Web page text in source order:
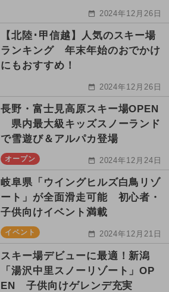
2024年12月26日
【北陸･甲信越】人気のスキー場
ランキング 年末年始のおでかけ
にもおすすめ！
2024年12月26日
長野・富士見高原スキー場OPEN
県内最大級キッズスノーランド
で雪遊び＆アルパカ登場
オープン 2024年12月24日
岐阜県「ウイングヒルズ白鳥リゾ
ート」が全面滑走可能 初心者・
子供向けイベント満載
イベント 2024年12月21日
スキー場デビューに最適！新潟
「湯沢中里スノーリゾート」OP
EN 子供向けゲレンデ充実